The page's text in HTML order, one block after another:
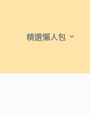
精選懶人包